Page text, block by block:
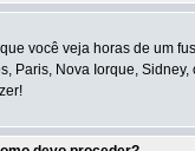
você veja horas de um
Paris, Nova Iorque,